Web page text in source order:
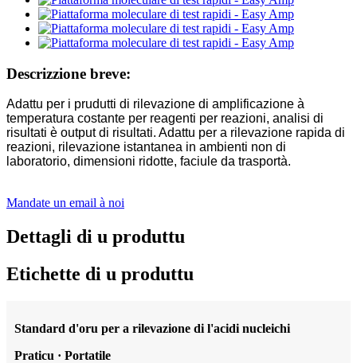
Descrizzione breve:
Adattu per i prudutti di rilevazione di amplificazione à
temperatura costante per reagenti per reazioni, analisi di
risultati è output di risultati. Adattu per a rilevazione rapida di
reazioni, rilevazione istantanea in ambienti non di
laboratorio, dimensioni ridotte, faciule da trasportà.
Mandate un email à noi
Dettagli di u produttu
Etichette di u produttu
Standard d'oru per a rilevazione di l'acidi nucleichi
Praticu · Portatile